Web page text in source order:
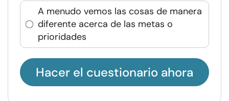
A menudo vemos las cosas de manera
diferente acerca de las metas o
prioridades
Hacer el cuestionario ahora